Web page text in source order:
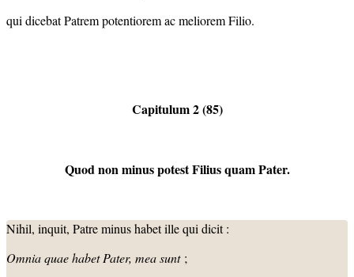
qui dicebat Patrem potentiorem ac meliorem Filio.
Capitulum 2 (85)
Quod non minus potest Filius quam Pater.
Nihil, inquit, Patre minus habet ille qui dicit :
Omnia quae habet Pater, mea sunt ;